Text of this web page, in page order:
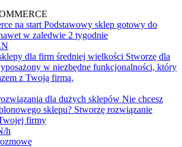
na start Podstawowy sklep gotowy do
w zaledwie 2 tygodnie
dla firm średniej wielkości Stworzę dla
w niezbędne funkcjonalności, który
z Twoją firmą.
dla dużych sklepów Nie chcesz
sklepu? Stworzę rozwiązanie
firmy
h